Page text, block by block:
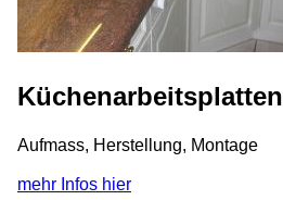
Küchenarbeitsplatten
Aufmass, Herstellung, Montage
mehr Infos hier